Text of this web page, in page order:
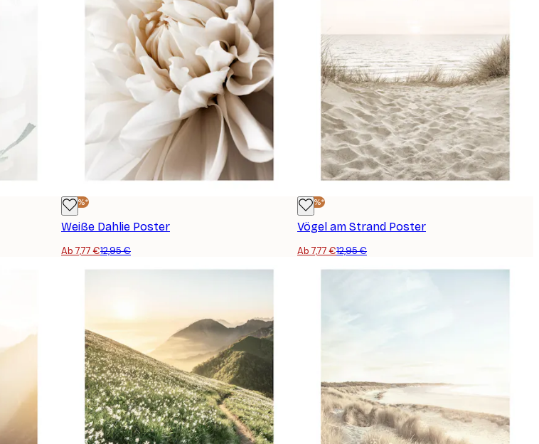
-40%*
Weiße Dahlie Poster
Ab 7,77 €12,95 €
-40%*
Vögel am Strand Poster
Ab 7,77 €12,95 €